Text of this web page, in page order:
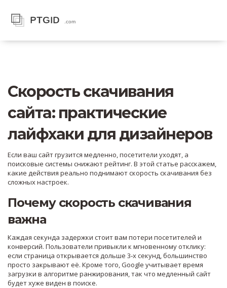
Скорость скачивания
сайта: практические
лайфхаки для дизайнеров
Если ваш сайт грузится медленно, посетители уходят, а
поисковые системы снижают рейтинг. В этой статье расскажем,
какие действия реально поднимают скорость скачивания без
сложных настроек.
Почему скорость скачивания
важна
Каждая секунда задержки стоит вам потери посетителей и
конверсий. Пользователи привыкли к мгновенному отклику:
если страница открывается дольше 3‑х секунд, большинство
просто закрывают её. Кроме того, Google учитывает время
загрузки в алгоритме ранжирования, так что медленный сайт
будет хуже виден в поиске.